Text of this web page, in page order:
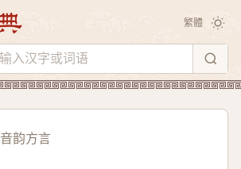
繁體
韵方言